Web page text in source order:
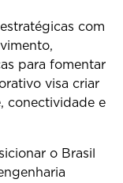
com
para fomentar
visa criar
conectividade e
o Brasil